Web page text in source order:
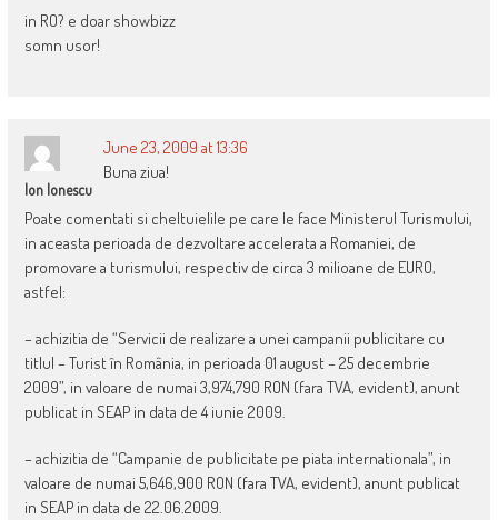
in RO? e doar showbizz
somn usor!
Ion Ionescu
June 23, 2009 at 13:36
Buna ziua!
Poate comentati si cheltuielile pe care le face Ministerul Turismului,
in aceasta perioada de dezvoltare accelerata a Romaniei, de
promovare a turismului, respectiv de circa 3 milioane de EURO,
astfel:
– achizitia de “Servicii de realizare a unei campanii publicitare cu
titlul – Turist în România, in perioada 01 august – 25 decembrie
2009”, in valoare de numai 3,974,790 RON (fara TVA, evident), anunt
publicat in SEAP in data de 4 iunie 2009.
– achizitia de “Campanie de publicitate pe piata internationala”, in
valoare de numai 5,646,900 RON (fara TVA, evident), anunt publicat
in SEAP in data de 22.06.2009.